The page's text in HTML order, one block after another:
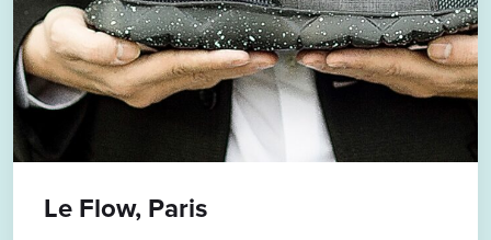
Le Flow, Paris